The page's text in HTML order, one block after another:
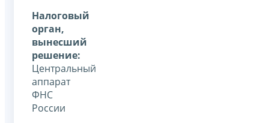
Налоговый
орган,
вынесший
решение:
Центральный
аппарат
ФНС
России